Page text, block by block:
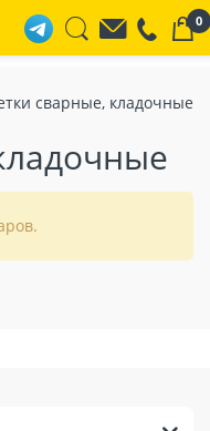
0
сварные, кладочные